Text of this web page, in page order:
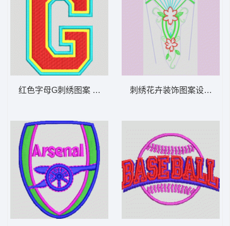
红色字母G刺绣图案 字母G 刺绣花卉装饰图案设计图